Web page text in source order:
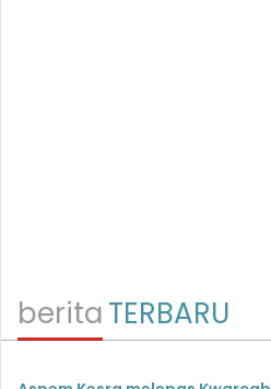
beritaTERBARU